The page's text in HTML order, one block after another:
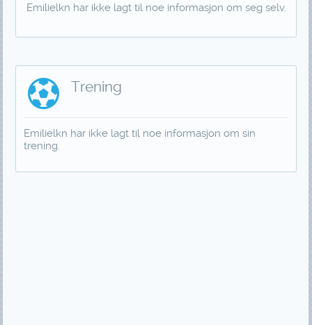
Emilielkn har ikke lagt til noe informasjon om seg selv.
Trening
Emilielkn har ikke lagt til noe informasjon om sin
trening.